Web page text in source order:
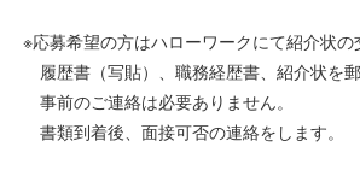
※応募希望の方はハローワークにて紹介状
履歴書（写貼）、職務経歴書、紹介状を郵
事前のご連絡は必要ありません。
書類到着後、面接可否の連絡をします。